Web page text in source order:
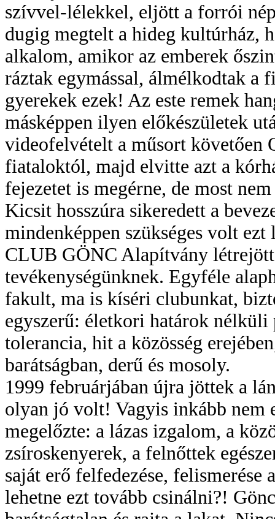
szívvel-lélekkel, eljött a forrói
dugig megtelt a hideg kultúrház,
alkalom, amikor az emberek
ráztak egymással, álmélkodtak a
gyerekek ezek! Az este remek
másképpen ilyen előkészületek
videofelvételt a műsort követően
fiataloktól, majd elvitte azt a
fejezetet is megérne, de most
Kicsit hosszúra sikeredett a
mindenképpen szükséges volt
CLUB GÖNC Alapítvány
tevékenységünknek. Egyféle
fakult, ma is kíséri clubunkat,
egyszerű: életkori határok
tolerancia, hit a közösség
barátságban, derű és mosoly.
1999 februárjában újra jöttek a
olyan jó volt! Vagyis inkább nem
megelőzte: a lázas izgalom, a
zsíroskenyerek, a felnőttek
saját erő felfedezése,
lehetne ezt tovább csinálni?!